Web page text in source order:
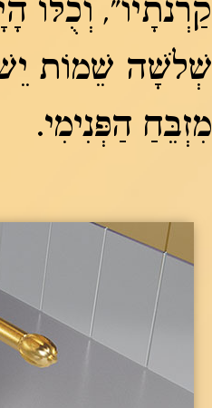
קַרְנֹתָיו",
שְׁלֹשָׁה שֵׁמוֹת
מִזְבֵּחַ הַפְּנִימִי.